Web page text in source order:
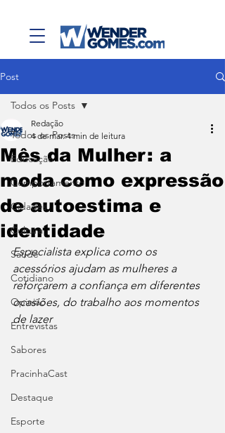
Post
Todos os Posts
Educação
Comportamento
Cidades
Cultura
Saúde
Cotidiano
Opinião
Entrevistas
Sabores
PracinhaCast
Destaque
Esporte
Todos os Posts
Mês da Mulher: a
moda como expressão
de autoestima e
identidade
Redação
4 de mar. 4 min de leitura
Especialista explica como os
acessórios ajudam as mulheres a
reforçarem a confiança em diferentes
ocasiões, do trabalho aos momentos
de lazer